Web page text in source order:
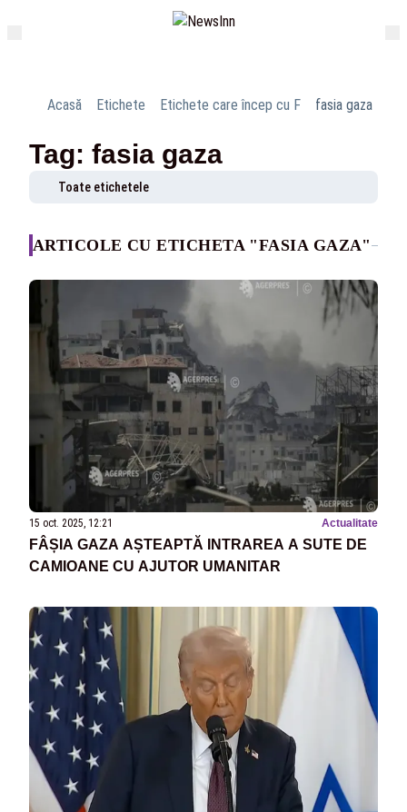
Acasă Etichete Etichete care încep cu F fasia gaza
Tag: fasia gaza
Toate etichetele
ARTICOLE CU ETICHETA "FASIA GAZA"
15 oct. 2025, 12:21 Actualitate
FÂȘIA GAZA AȘTEAPTĂ INTRAREA A SUTE DE
CAMIOANE CU AJUTOR UMANITAR